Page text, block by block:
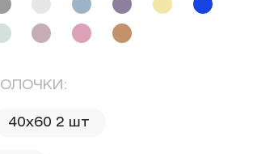
40x60 2 шт